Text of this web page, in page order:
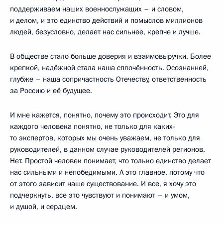
поддерживаем наших военнослужащих – и словом,
и делом, и это единство действий и помыслов миллионов
людей, безусловно, делает нас сильнее, крепче и лучше.
В обществе стало больше доверия и взаимовыручки. Более
крепкой, надёжной стала наша сплочённость. Осознанней,
глубже – наша сопричастность Отечеству, ответственность
за Россию и её будущее.
И мне кажется, понятно, почему это происходит. Это для
каждого человека понятно, не только для каких-
то экспертов, которых мы очень уважаем, не только для
руководителей, в данном случае руководителей регионов.
Нет. Простой человек понимает, что только единство делает
нас сильными и непобедимыми. А это главное, потому что
от этого зависит наше существование. И все, я хочу это
подчеркнуть, все это чувствуют и понимают – и умом,
и душой, и сердцем.